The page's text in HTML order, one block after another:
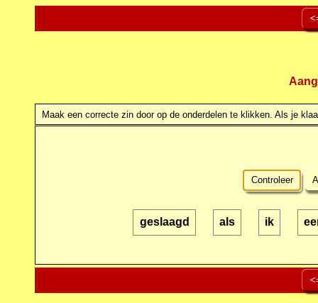
Maak een correcte zin door op de onderdelen te klikken. Als je
Controleer
geslaagd als ik